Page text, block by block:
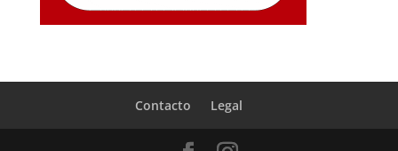
Contacto Legal